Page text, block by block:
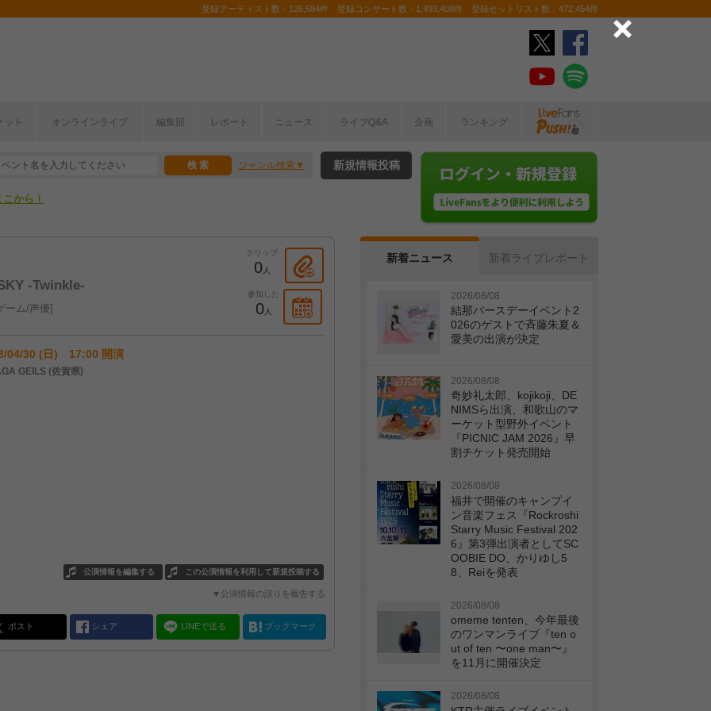
登録アーティスト数：126,684件 登録コンサート数：1,493,408件 登録セットリスト数：472,454件
ット オンラインライブ 編集部 レポート ニュース ライブQ&A 企画 ランキング
ジャンル検索
半期編発表！
から！
新規情報投稿
-Twinkle-
クリップ
0人
参加した
0人
ーム/声優
04/30 (日) 17:00 開演
GEILS (佐賀県)
この公演情報を利用して新規投稿する
公演情報を編集する
▼公演情報の誤りを報告する
ポスト シェア LINEで送る ブックマーク
新着ニュース 新着ライブレポート
2026/08/08
結那バースデーイベント2
026のゲストで斉藤朱夏＆
愛美の出演が決定
2026/08/08
奇妙礼太郎、kojikoji、DE
NIMSら出演、和歌山のマ
ーケット型野外イベント
『PICNIC JAM 2026』早
割チケット発売開始
2026/08/08
福井で開催のキャンプイ
ン音楽フェス『Rockroshi
Starry Music Festival 202
6』第3弾出演者としてSC
OOBIE DO、かりゆし5
8、Reiを発表
2026/08/08
omeme tenten、今年最後
のワンマンライブ『ten o
ut of ten 〜one man〜』
を11月に開催決定
2026/08/08